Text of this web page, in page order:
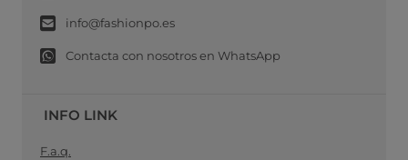
info@fashionpo.es
Contacta con nosotros en WhatsApp
INFO LINK
F.a.q.